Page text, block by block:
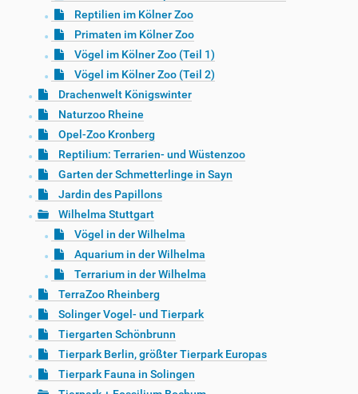
Reptilien im Kölner Zoo
Primaten im Kölner Zoo
Vögel im Kölner Zoo (Teil 1)
Vögel im Kölner Zoo (Teil 2)
Drachenwelt Königswinter
Naturzoo Rheine
Opel-Zoo Kronberg
Reptilium: Terrarien- und Wüstenzoo
Garten der Schmetterlinge in Sayn
Jardin des Papillons
Wilhelma Stuttgart
Vögel in der Wilhelma
Aquarium in der Wilhelma
Terrarium in der Wilhelma
TerraZoo Rheinberg
Solinger Vogel- und Tierpark
Tiergarten Schönbrunn
Tierpark Berlin, größter Tierpark Europas
Tierpark Fauna in Solingen